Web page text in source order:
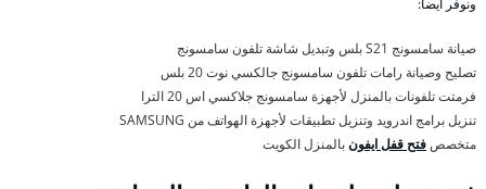
ونوفر أيضا:
صيانة سامسونج S21 بلس وتبديل شاشة تلفون سامسونج
تصليح وصيانة رامات تلفون سامسونج جالكسي نوت 20 بلس
فرمتت تلفونات بالمنزل لأجهزة سامسونج جلاكسي اس 20 الترا
تنزيل برامج اندرويد وتنزيل تطبيقات لأجهزة الهواتف من SAMSUNG
متخصصفتح قفل ايفونبالمنزل الكويت